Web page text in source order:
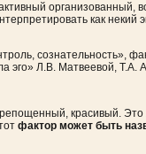
организованный,
как некий
сознательность»,
эго» Л.В. Матвеевой, Т.А.
красивый. Это
фактор может быть